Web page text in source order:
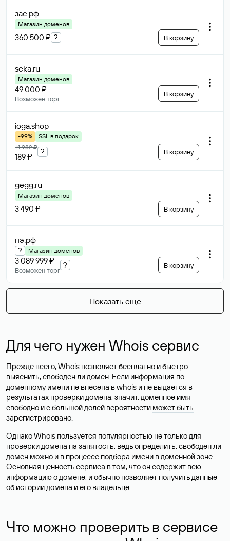
зас.рф
Магазин доменов
360 500 ₽ ? В корзину
seka.ru
Магазин доменов
49 000 ₽
Возможен торг
В корзину
ioga.shop
-99%
SSL в подарок
14 982 ₽
189 ₽
? В корзину
gegg.ru
Магазин доменов
3 490 ₽ В корзину
пэ.рф
? Магазин доменов
3 089 999 ₽
Возможен торг
? В корзину
Показать еще
Для чего нужен Whois сервис
Прежде всего, Whois позволяет бесплатно и быстро
выяснить, свободен ли домен. Если информация по
доменному имени не внесена в whois и не выдается в
результатах проверки домена, значит, доменное имя
свободно и с большой долей вероятности может быть
зарегистрировано.
Однако Whois пользуется популярностью не только для
проверки домена на занятость, ведь определить, свободен ли
домен можно и в процессе подбора имени в доменной зоне.
Основная ценность сервиса в том, что он содержит всю
информацию о домене, и обычно позволяет получить данные
об истории домена и его владельце.
Что можно проверить в сервисе